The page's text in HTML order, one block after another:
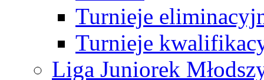
Turnieje
Turnieje
Liga Juniorek